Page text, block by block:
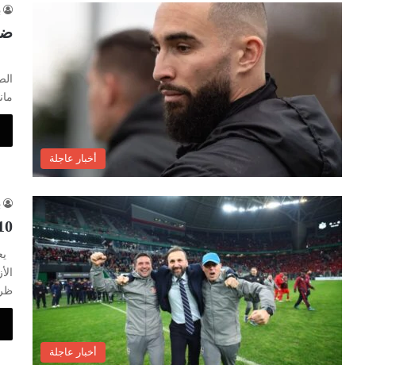
ب
أخبار عاجلة
أخبار عاجلة
10 مليارات سنتيم تهدد